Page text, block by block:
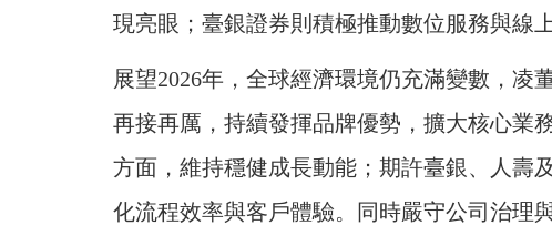
現亮眼；臺銀證券則積極推動數位服務與線
展望2026年，全球經濟環境仍充滿變數，凌
再接再厲，持續發揮品牌優勢，擴大核心業
方面，維持穩健成長動能；期許臺銀、人壽
化流程效率與客戶體驗。同時嚴守公司治理